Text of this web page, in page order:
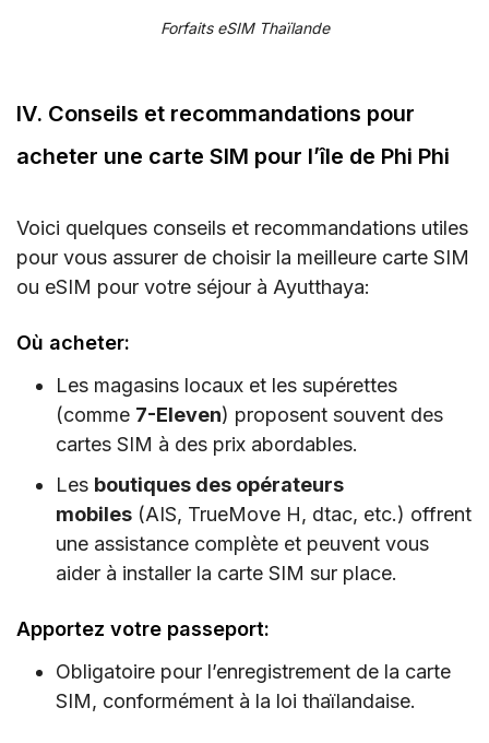
Forfaits eSIM Thaïlande
IV. Conseils et recommandations pour
acheter une carte SIM pour l’île de Phi Phi
Voici quelques conseils et recommandations utiles
pour vous assurer de choisir la meilleure carte SIM
ou eSIM pour votre séjour à Ayutthaya:
Où acheter:
Les magasins locaux et les supérettes
(comme 7-Eleven) proposent souvent des
cartes SIM à des prix abordables.
Les boutiques des opérateurs
mobiles (AIS, TrueMove H, dtac, etc.) offrent
une assistance complète et peuvent vous
aider à installer la carte SIM sur place.
Apportez votre passeport:
Obligatoire pour l’enregistrement de la carte
SIM, conformément à la loi thaïlandaise.